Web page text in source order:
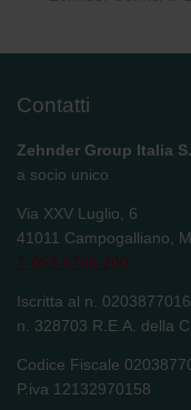
danych Zehnder
Contatti
Zehnder Group Italia
a socio unico
Via XXV Luglio, 6
41011 Campogalliano,
T 059 9786 200
Iscritta al n.
n. 328703 R.E.A. della
Codice Fiscale
P.iva 12132970158